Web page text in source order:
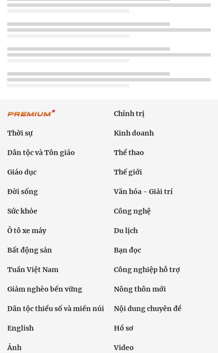
Chính trị
Thời sự Kinh doanh
Dân tộc và Tôn giáo Thể thao
Giáo dục Thế giới
Đời sống Văn hóa - Giải trí
Sức khỏe Công nghệ
Ô tô xe máy Du lịch
Bất động sản Bạn đọc
Tuần Việt Nam Công nghiệp hỗ trợ
Giảm nghèo bền vững Nông thôn mới
Dân tộc thiểu số và miền núi Nội dung chuyên đề
English Hồ sơ
Ảnh Video